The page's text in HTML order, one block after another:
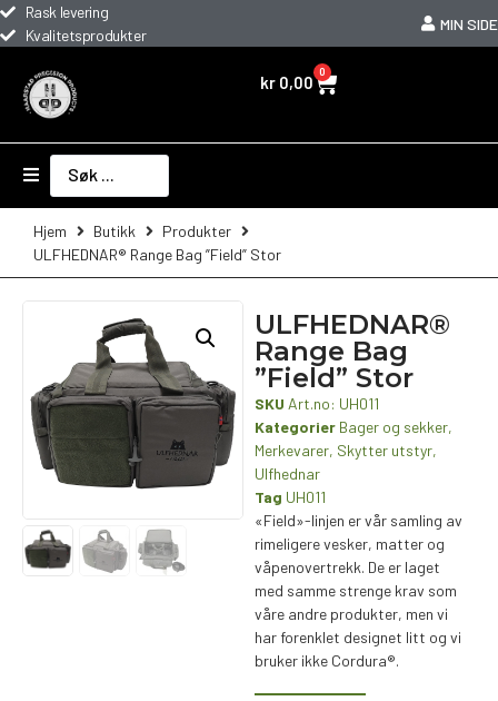
Rask levering
Kvalitetsprodukter
MIN SIDE
kr 0,00
0
Hjem Butikk
Produkter
ULFHEDNAR® Range Bag ”Field” Stor
ULFHEDNAR®
Range Bag
”Field” Stor
SKU Art.no: UH011
Kategorier Bager og sekker,
Merkevarer, Skytter utstyr,
Ulfhednar
Tag UH011
«Field»-linjen er vår samling av
rimeligere vesker, matter og
våpenovertrekk. De er laget
med samme strenge krav som
våre andre produkter, men vi
har forenklet designet litt og vi
bruker ikke Cordura®.